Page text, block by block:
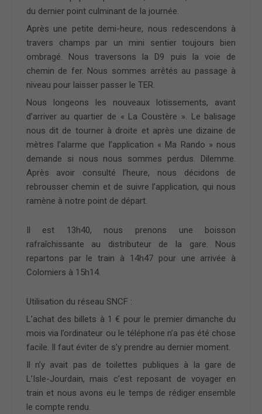
du dernier point culminant de la journée.
Après une petite demi-heure, nous redescendons à
travers champs par un mini sentier toujours bien
ombragé. Nous traversons la D9 puis la voie de
chemin de fer. Nous sommes arrêtés au passage à
niveau pour laisser passer le TER.
Nous longeons les nouveaux lotissements, avant
d’arriver au quartier de « La Coustère ». Le balisage
nous dit de tourner à droite et après une dizaine de
mètres l’alarme que l’application « Ma Rando » nous
demande si nous nous sommes perdus. Dilemme.
Après avoir consulté l’heure, nous décidons de
rebrousser chemin et de suivre l’application, qui nous
ramène à notre point de départ.
Il est 13h40, nous prenons une boisson
rafraîchissante au distributeur de la gare. Nous
repartons par le train à 14h47 pour une arrivée à
Colomiers à 15h14.
Utilisation du réseau SNCF :
L’achat des billets à 1 € pour le premier dimanche du
mois via l’ordinateur ou le téléphone n’a pas été chose
facile. Il faut éviter de s’y prendre au dernier moment.
Il n’y avait pas de toilettes publiques à la gare de
L’Isle-Jourdain, mais c’est reposant de voyager en
train et nous avons eu le temps de rédiger ensemble
le compte rendu.